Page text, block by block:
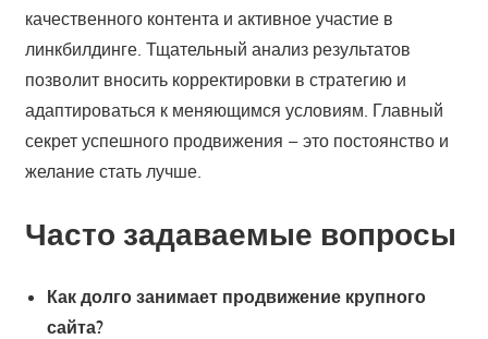
качественного контента и активное участие в
линкбилдинге. Тщательный анализ результатов
позволит вносить корректировки в стратегию и
адаптироваться к меняющимся условиям. Главный
секрет успешного продвижения – это постоянство и
желание стать лучше.
Часто задаваемые вопросы
Как долго занимает продвижение крупного
сайта?